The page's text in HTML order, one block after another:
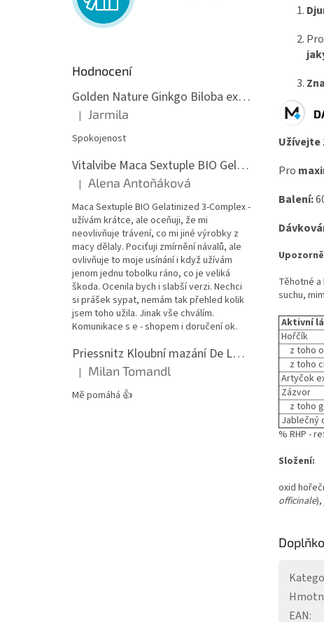
Hodnocení
Golden Nature Ginkgo Biloba extrakt 50:1 60mg, 100 kapslí
Hodnocení produktu je 5 z 5 hvězdiček.
| Jarmila
Spokojenost
Vitalvibe Maca Sextuple BIO Gelatinized 3-Complex, 60 kapslí
Hodnocení produktu je 5 z 5 hvězdiček.
| Alena Antoňáková
Maca Sextuple BIO Gelatinized 3-Complex -
užívám krátce, ale oceňuji, že mi
neovlivňuje trávení, co mi jiné výrobky z
macy dělaly. Pociťuji zmírnění návalů, ale
ovlivňuje to moje usínání i když užívám
jenom jednu tobolku ráno, co je veliká
škoda. Ocenila bych i slabší verzi. Nechci
si prášek sypat, nemám tak přehled kolik
jsem toho užila. Jinak vše chválím.
Komunikace s e - shopem i doručení ok.
Priessnitz Kloubní mazání De Luxe, 200ml
Hodnocení produktu je 5 z 5 hvězdiček.
| Milan Tomandl
Mě pomáhá 👍
Užívejte
Pro
Balení:
Těhotné
suchu,
Aktivní
Hořčík
z toho
z toho
Artyčok
Zázvor
z toho
Jablečný
% RHP -
Složení:
oxid
officinale
EAN: